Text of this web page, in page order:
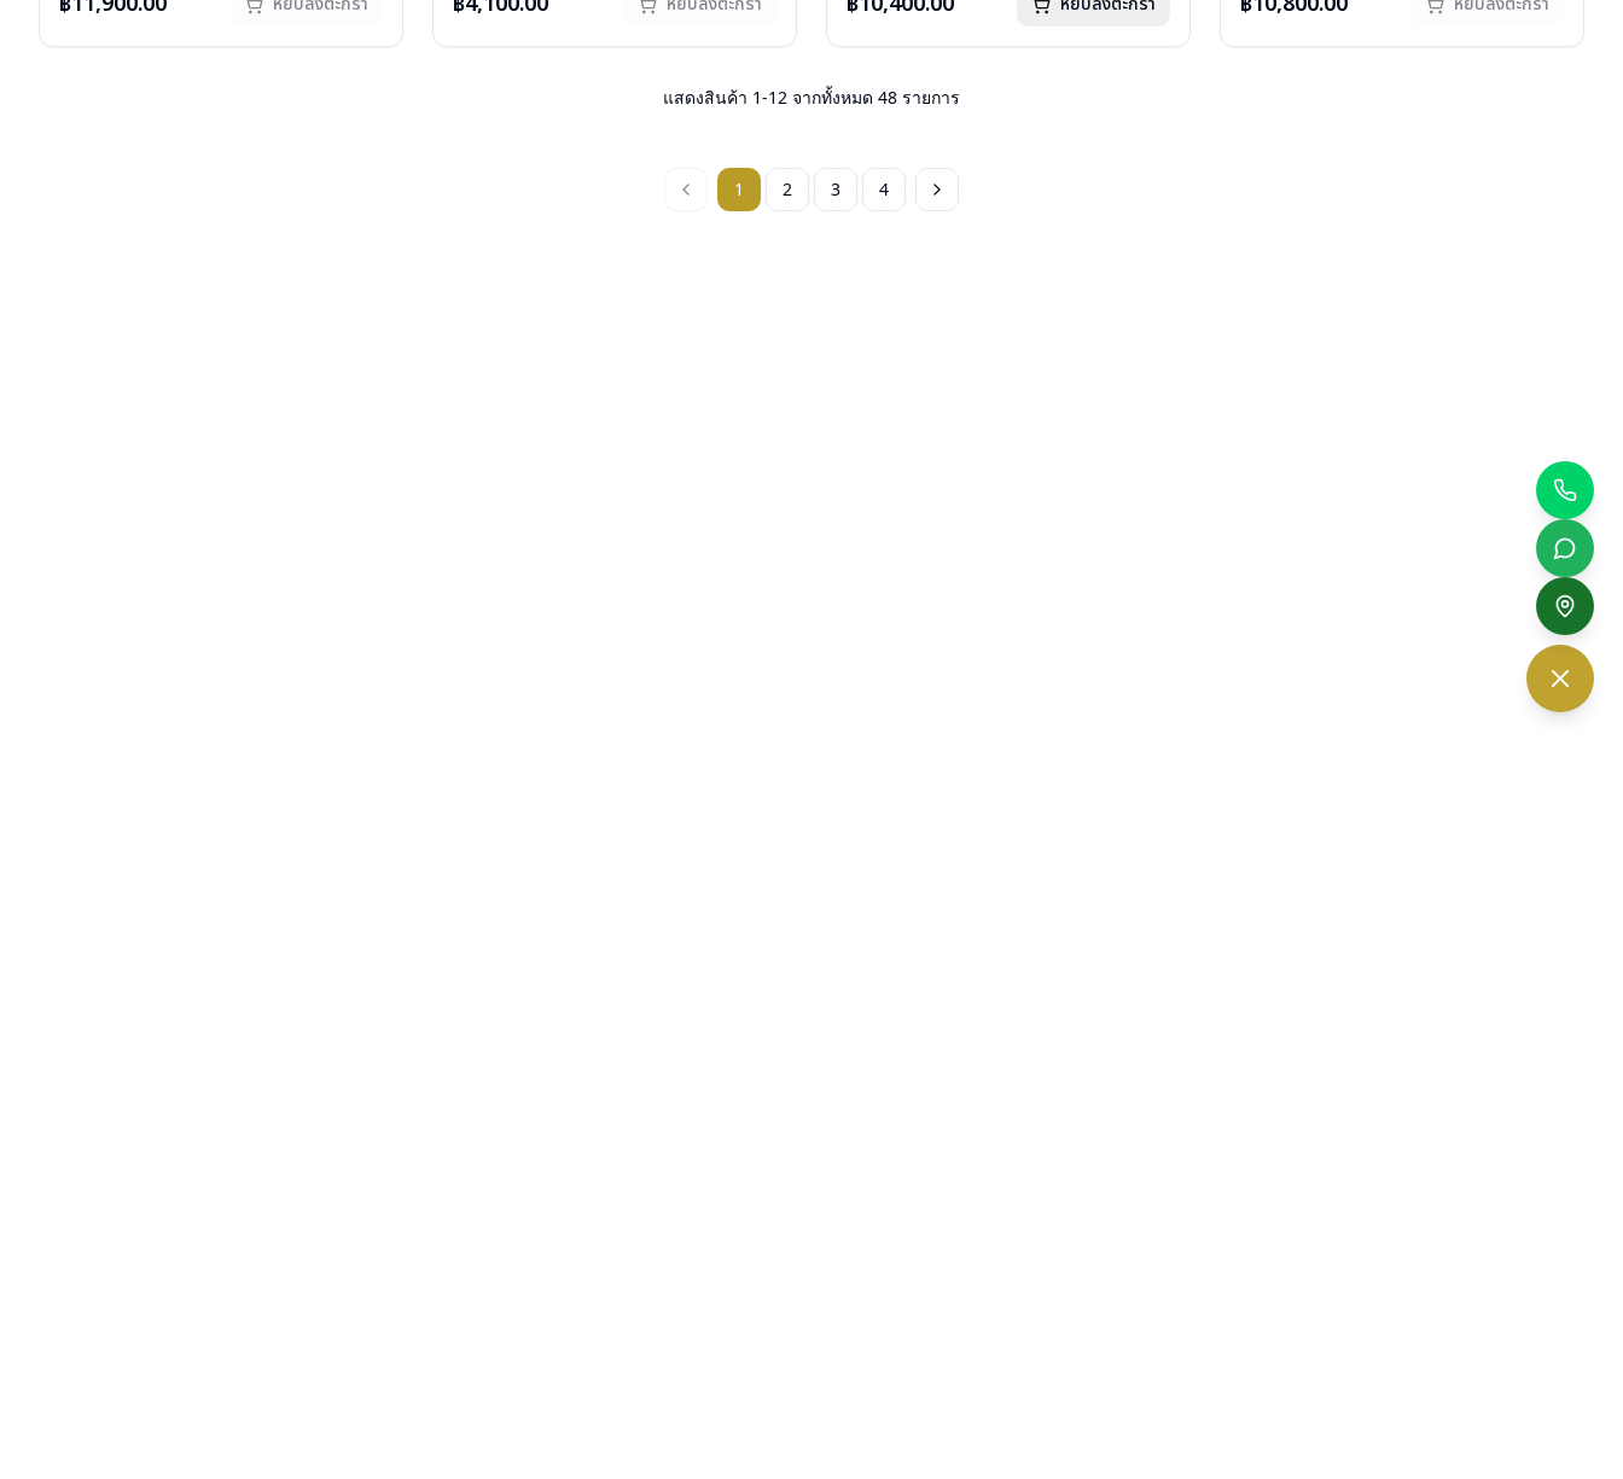
การรับประกัน : 1 ปี
การรับประกัน : 1 ปี
การรับประกัน : 1 ปี
การรับประกัน : 1 ปี
แสดงสินค้า 1-12 จากทั้งหมด 48 รายการ
1 2 3 4